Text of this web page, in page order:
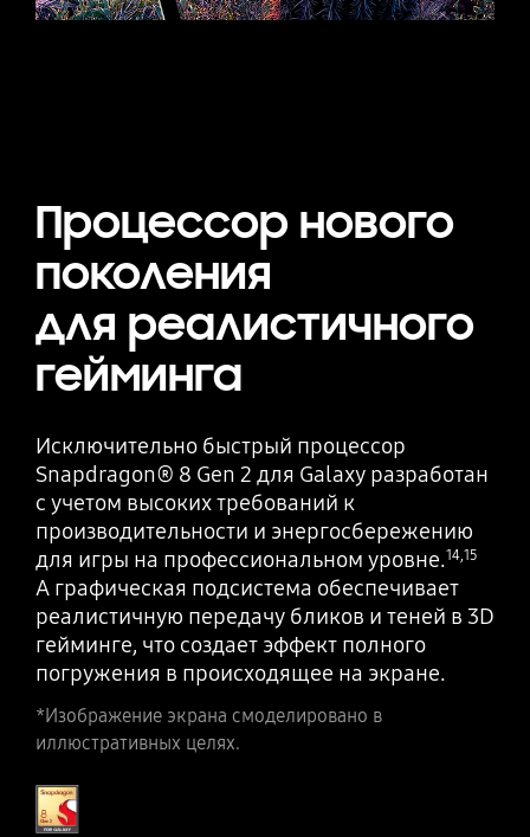
Процессор нового
поколения
для реалистичного
гейминга
Исключительно быстрый процессор
Snapdragon® 8 Gen 2 для Galaxy разработан
с учетом высоких требований к
производительности и энергосбережению
для игры на профессиональном уровне.14,15
А графическая подсистема обеспечивает
реалистичную передачу бликов и теней в 3D
гейминге, что создает эффект полного
погружения в происходящее на экране.
*Изображение экрана смоделировано в
иллюстративных целях.